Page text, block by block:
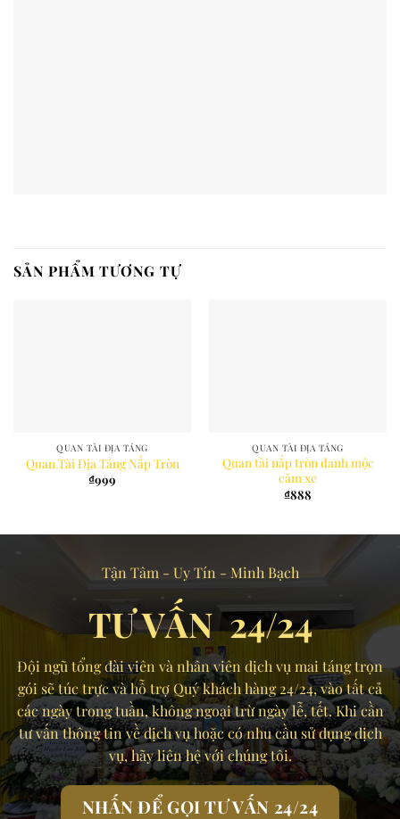
SẢN PHẨM TƯƠNG TỰ
QUAN TÀI ĐỊA TÁNG
Quan Tài Địa Táng Nắp Tròn
₫999
QUAN TÀI ĐỊA TÁNG
Quan tài nắp tròn danh mộc
căm xe
₫888
Tận Tâm - Uy Tín - Minh Bạch
TƯ VẤN 24/24
Đội ngũ tổng đài viên và nhân viên dịch vụ mai táng trọn
gói sẽ túc trực và hỗ trợ Quý khách hàng 24/24, vào tất cả
các ngày trong tuần, không ngoại trừ ngày lễ, tết. Khi cần
tư vấn thông tin về dịch vụ hoặc có nhu cầu sử dụng dịch
vụ, hãy liên hệ với chúng tôi.
NHẤN ĐỂ GỌI TƯ VẤN 24/24